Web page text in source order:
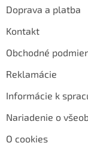
Doprava a platba
Kontakt
Obchodné
Reklamácie
Informácie k
Nariadenie o
O cookies